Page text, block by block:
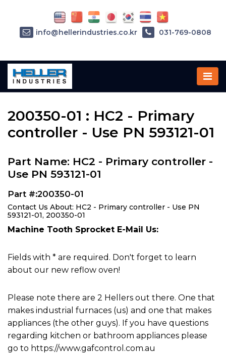
Home»Parts»200350-01
200350-01 : HC2 - Primary
controller - Use PN 593121-01
Part Name: HC2 - Primary controller -
Use PN 593121-01
Part #:200350-01
Contact Us About: HC2 - Primary controller - Use PN
593121-01, 200350-01
Machine Tooth Sprocket E-Mail Us:
Fields with * are required. Don't forget to learn
about our new reflow oven!
Please note there are 2 Hellers out there. One that
makes industrial furnaces (us) and one that makes
appliances (the other guys). If you have questions
regarding kitchen or bathroom appliances please
go to https://www.gafcontrol.com.au
info@hellerindustries.co.kr 031-769-0808